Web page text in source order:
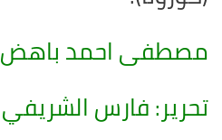
مصطفى احمد باهض
تحرير: فارس الشريفي